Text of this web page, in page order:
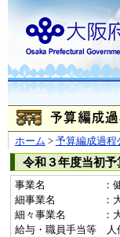
ホーム > 予算編成過程
令和３年度当初
事業名
：
細事業名
：
細々事業名
：
給与・職員手当等 人